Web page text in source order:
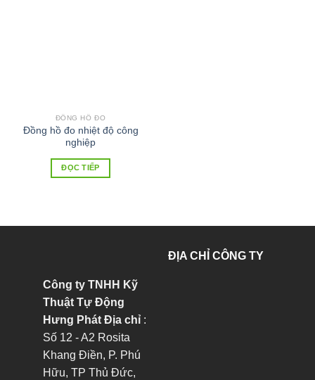
ĐỒNG HỒ ĐO
Đồng hồ đo nhiệt độ công
nghiệp
ĐỌC TIẾP
Công ty TNHH Kỹ
Thuật Tự Động
Hưng Phát Địa chỉ :
Số 12 - A2 Rosita
Khang Điền, P. Phú
Hữu, TP Thủ Đức,
ĐỊA CHỈ CÔNG TY